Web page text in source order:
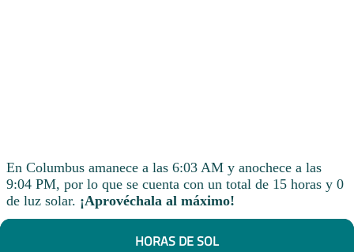
En Columbus amanece a las 6:03 AM y anochece a las
9:04 PM, por lo que se cuenta con un total de 15 horas y 0
de luz solar. ¡Aprovéchala al máximo!
HORAS DE SOL